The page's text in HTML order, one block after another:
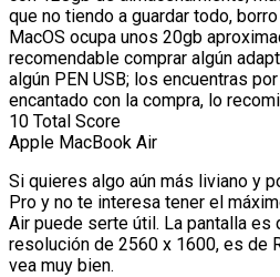
que no tiendo a guardar todo,
MacOS ocupa unos 20gb
recomendable comprar algún
algún PEN USB; los encuentras
encantado con la compra, lo
10 Total Score
Apple MacBook Air
Si quieres algo aún más liviano y
Pro y no te interesa tener el
Air puede serte útil. La pantalla es
resolución de 2560 x 1600, es de
vea muy bien.